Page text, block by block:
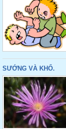
SƯỚNG VÀ KHỔ.